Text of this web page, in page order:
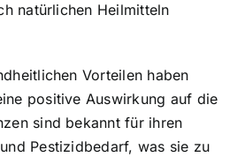
natürlichen Heilmitteln
Vorteilen haben
positive Auswirkung auf die
sind bekannt für ihren
Pestizidbedarf, was sie zu